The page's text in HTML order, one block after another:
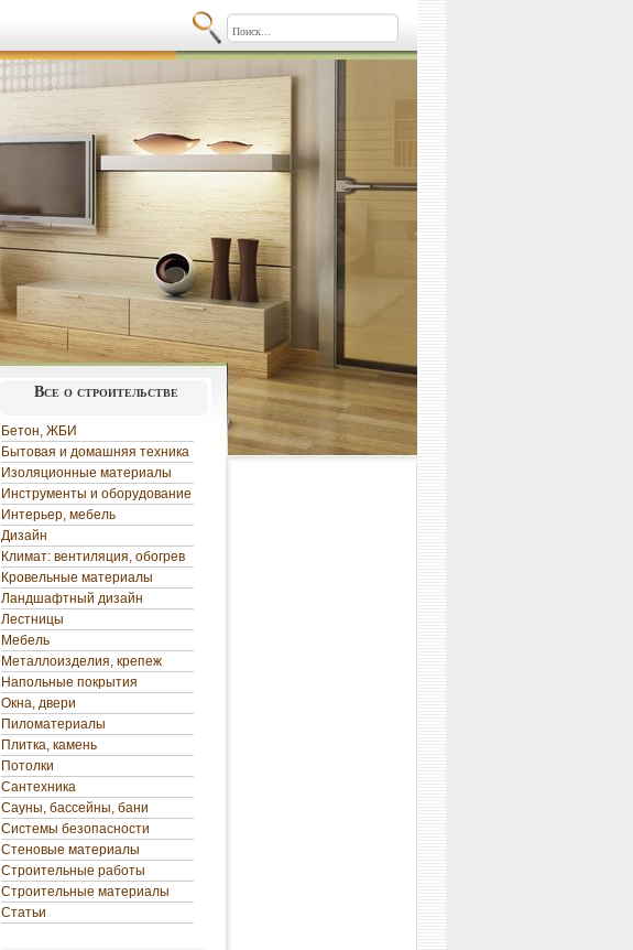
Все о строительстве
Бетон, ЖБИ
Бытовая и домашняя техника
Изоляционные материалы
Инструменты и оборудование
Интерьер, мебель
Дизайн
Климат: вентиляция, обогрев
Кровельные материалы
Ландшафтный дизайн
Лестницы
Мебель
Металлоизделия, крепеж
Напольные покрытия
Окна, двери
Пиломатериалы
Плитка, камень
Потолки
Сантехника
Сауны, бассейны, бани
Системы безопасности
Стеновые материалы
Строительные работы
Строительные материалы
Статьи